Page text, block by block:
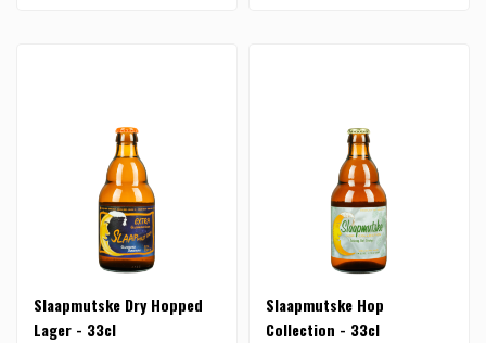
Slaapmutske Dry Hopped
Lager - 33cl
Slaapmutske Hop
Collection - 33cl